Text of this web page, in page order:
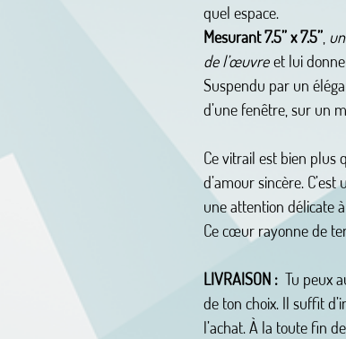
quel espace.
Mesurant 7.5’’ x 7.5’’,
de l’œuvre et lui
Suspendu par un
d’une fenêtre, sur un
Ce vitrail est bien plus
d’amour sincère.
une attention délicate
Ce cœur rayonne de
LIVRAISON : Tu peux
de ton choix. Il suffit
l’achat. À la toute fin